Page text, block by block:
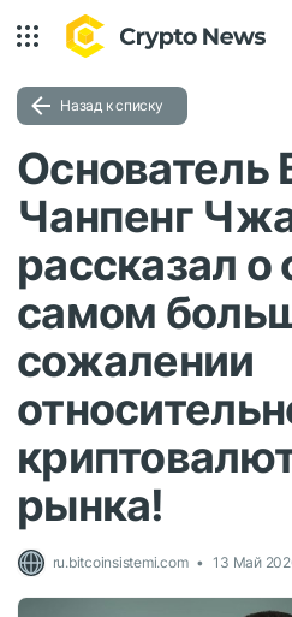
Назад к списку
Основатель
Чанпенг
рассказал о
самом
сожалении
рынка!
ru.bitcoinsistemi.com 13 Май